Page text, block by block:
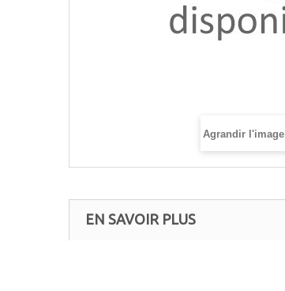
Agrandir l'image
EN SAVOIR PLUS